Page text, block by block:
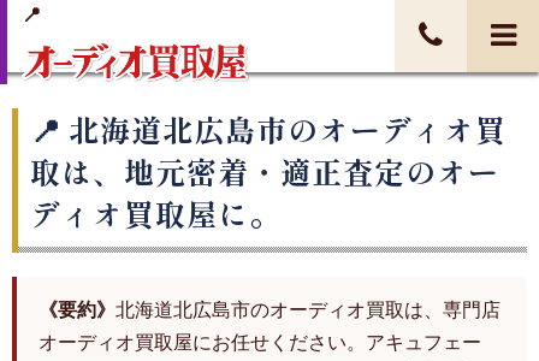
北海道北広島市のオーディオ買
取は、地元密着・適正査定のオー
ディオ買取屋に。
《要約》 北海道北広島市のオーディオ買取は、専門店
オーディオ買取屋にお任せください。アキュフェー